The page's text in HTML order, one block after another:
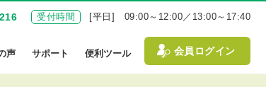
受付時間 [平日] 09:00～12:00／13:00～17:40
会員ログイン
声 サポート 便利ツール